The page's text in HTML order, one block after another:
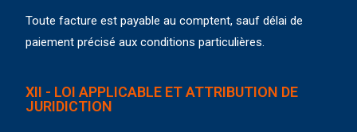
Toute facture est payable au comptent, sauf délai de
paiement précisé aux conditions particulières.
XII - LOI APPLICABLE ET ATTRIBUTION DE
JURIDICTION